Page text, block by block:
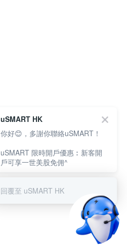
uSMART HK
你好😊，多謝你聯絡uSMART！
uSMART 限時開戶優惠︰新客開
戶可享一世美股免佣^
回覆至 uSMART HK